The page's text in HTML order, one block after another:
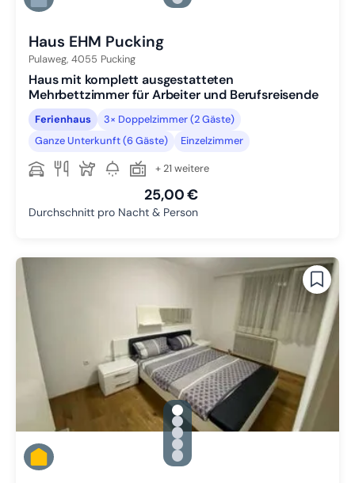
Zu Slide 6 wechseln
Haus EHM Pucking
Pulaweg, 4055 Pucking
Haus mit komplett ausgestatteten
Mehrbettzimmer für Arbeiter und Berufsreisende
Ferienhaus
3× Doppelzimmer (2 Gäste)
Ganze Unterkunft (6 Gäste)
Einzelzimmer
+ 21 weitere
25,00 €
Durchschnitt pro Nacht & Person
gallery.slide_selector
Zu Slide 1 wechseln
Zu Slide 2 wechseln
Zu Slide 3 wechseln
Zu Slide 4 wechseln
Zu Slide 5 wechseln